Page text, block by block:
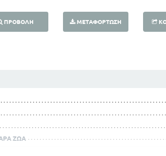
ΠΡΟΒΟΛΉ ΜΕΤΑΦΌΡΤΩΣΗ
ΖΩΑ